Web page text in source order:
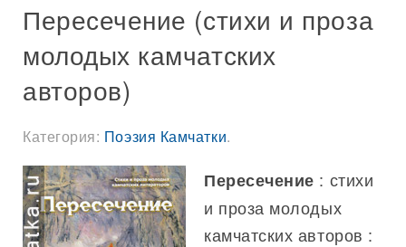
Пересечение (стихи и проза
молодых камчатских
авторов)
Категория: Поэзия Камчатки.
Пересечение : стихи
и проза молодых
камчатских авторов :